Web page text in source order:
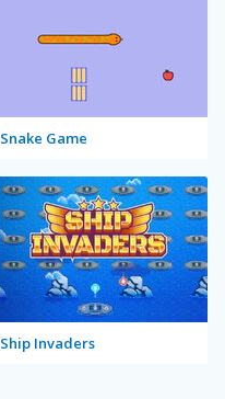
Snake Game
Ship Invaders